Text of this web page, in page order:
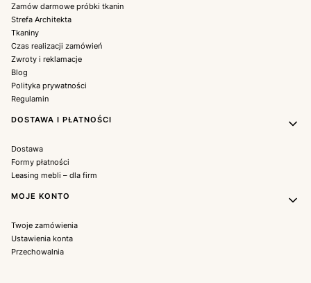
Zamów darmowe próbki tkanin
Strefa Architekta
Tkaniny
Czas realizacji zamówień
Zwroty i reklamacje
Blog
Polityka prywatności
Regulamin
DOSTAWA I PŁATNOŚCI
Dostawa
Formy płatności
Leasing mebli – dla firm
MOJE KONTO
Twoje zamówienia
Ustawienia konta
Przechowalnia